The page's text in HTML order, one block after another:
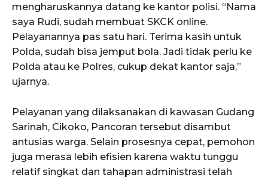
mengharuskannya datang ke kantor polisi. “Nama
saya Rudi, sudah membuat SKCK online.
Pelayanannya pas satu hari. Terima kasih untuk
Polda, sudah bisa jemput bola. Jadi tidak perlu ke
Polda atau ke Polres, cukup dekat kantor saja,”
ujarnya.
Pelayanan yang dilaksanakan di kawasan Gudang
Sarinah, Cikoko, Pancoran tersebut disambut
antusias warga. Selain prosesnya cepat, pemohon
juga merasa lebih efisien karena waktu tunggu
relatif singkat dan tahapan administrasi telah